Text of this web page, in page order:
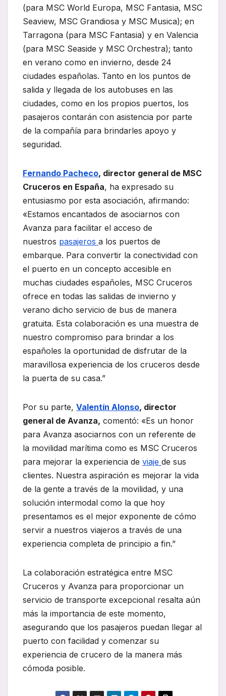
(para MSC World Europa, MSC Fantasia, MSC
Seaview, MSC Grandiosa y MSC Musica); en
Tarragona (para MSC Fantasia) y en Valencia
(para MSC Seaside y MSC Orchestra); tanto
en verano como en invierno, desde 24
ciudades españolas. Tanto en los puntos de
salida y llegada de los autobuses en las
ciudades, como en los propios puertos, los
pasajeros contarán con asistencia por parte
de la compañía para brindarles apoyo y
seguridad.
Fernando Pacheco, director general de MSC
Cruceros en España, ha expresado su
entusiasmo por esta asociación, afirmando:
«Estamos encantados de asociarnos con
Avanza para facilitar el acceso de
nuestros pasajeros a los puertos de
embarque. Para convertir la conectividad con
el puerto en un concepto accesible en
muchas ciudades españoles, MSC Cruceros
ofrece en todas las salidas de invierno y
verano dicho servicio de bus de manera
gratuita. Esta colaboración es una muestra de
nuestro compromiso para brindar a los
españoles la oportunidad de disfrutar de la
maravillosa experiencia de los cruceros desde
la puerta de su casa.”
Por su parte, Valentín Alonso, director
general de Avanza, comentó: «Es un honor
para Avanza asociarnos con un referente de
la movilidad marítima como es MSC Cruceros
para mejorar la experiencia de viaje de sus
clientes. Nuestra aspiración es mejorar la vida
de la gente a través de la movilidad, y una
solución intermodal como la que hoy
presentamos es el mejor exponente de cómo
servir a nuestros viajeros a través de una
experiencia completa de principio a fin.”
La colaboración estratégica entre MSC
Cruceros y Avanza para proporcionar un
servicio de transporte excepcional resalta aún
más la importancia de este momento,
asegurando que los pasajeros puedan llegar al
puerto con facilidad y comenzar su
experiencia de crucero de la manera más
cómoda posible.